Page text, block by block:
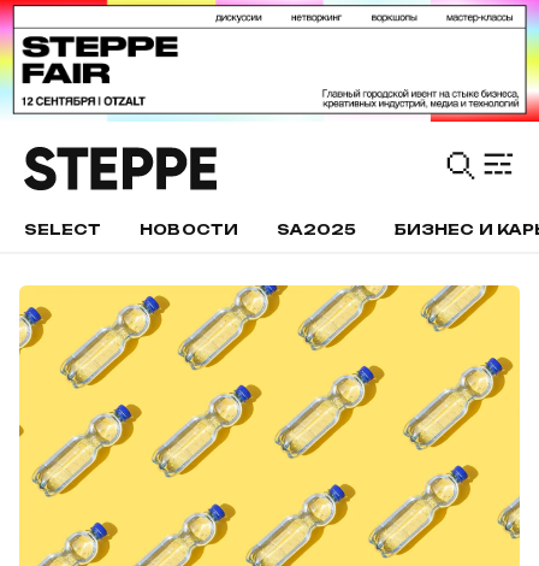
SELECT НОВОСТИ SA2025 БИЗНЕС И